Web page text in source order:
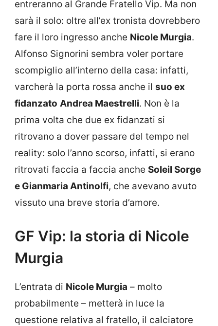
entreranno al Grande Fratello Vip. Ma non
sarà il solo: oltre all’ex tronista dovrebbero
fare il loro ingresso anche Nicole Murgia.
Alfonso Signorini sembra voler portare
scompiglio all’interno della casa: infatti,
varcherà la porta rossa anche il suo ex
fidanzato Andrea Maestrelli. Non è la
prima volta che due ex fidanzati si
ritrovano a dover passare del tempo nel
reality: solo l’anno scorso, infatti, si erano
ritrovati faccia a faccia anche Soleil Sorge
e Gianmaria Antinolfi, che avevano avuto
vissuto una breve storia d’amore.
GF Vip: la storia di Nicole
Murgia
L’entrata di Nicole Murgia – molto
probabilmente – metterà in luce la
questione relativa al fratello, il calciatore